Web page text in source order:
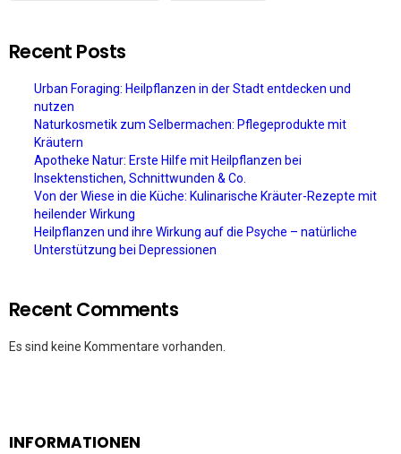
Recent Posts
Urban Foraging: Heilpflanzen in der Stadt entdecken und
nutzen
Naturkosmetik zum Selbermachen: Pflegeprodukte mit
Kräutern
Apotheke Natur: Erste Hilfe mit Heilpflanzen bei
Insektenstichen, Schnittwunden & Co.
Von der Wiese in die Küche: Kulinarische Kräuter-Rezepte mit
heilender Wirkung
Heilpflanzen und ihre Wirkung auf die Psyche – natürliche
Unterstützung bei Depressionen
Recent Comments
Es sind keine Kommentare vorhanden.
INFORMATIONEN